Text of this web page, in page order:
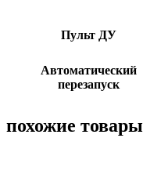
Пульт ДУ
Автоматический
перезапуск
похожие товары